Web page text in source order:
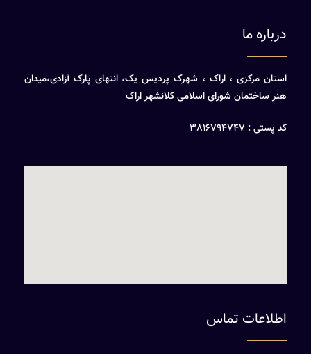
درباره ما
استان مرکزی ، اراک ، شهرک پردیس یک، انتهای پارک آزادی،میدان
هنر ساختمان شورای اسلامی کلانشهر اراک
کد پستی : 3816794747
اطلاعات تماس